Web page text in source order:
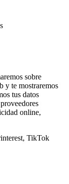
sobre
y te mostraremos
tus datos
online,
TikTok